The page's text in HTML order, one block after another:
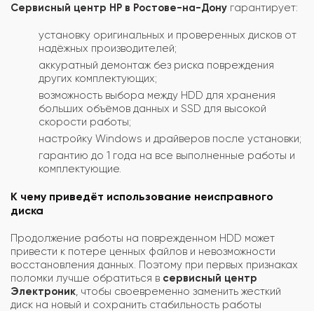
Сервисный центр HP в Ростове-на-Дону гарантирует:
установку оригинальных и проверенных дисков от
надёжных производителей;
аккуратный демонтаж без риска повреждения
других комплектующих;
возможность выбора между HDD для хранения
больших объёмов данных и SSD для высокой
скорости работы;
настройку Windows и драйверов после установки;
гарантию до 1 года на все выполненные работы и
комплектующие.
К чему приведёт использование неисправного
диска
Продолжение работы на поврежденном HDD может
привести к потере ценных файлов и невозможности
восстановления данных. Поэтому при первых признаках
поломки лучше обратиться в сервисный центр
Электроник , чтобы своевременно заменить жесткий
диск на новый и сохранить стабильность работы